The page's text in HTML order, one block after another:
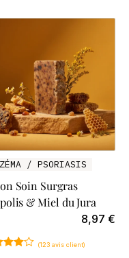
/ PSORIASIS
Soin Surgras
& Miel du Jura
8,97 €
(123avis client)